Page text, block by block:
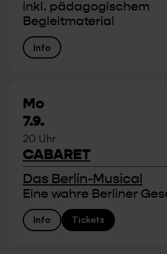
inkl. pädagogischem
Begleitmaterial
Info
Mo
7.9.
20 Uhr
CABARET
Das Berlin-Musical
Eine wahre Berliner
Info Tickets